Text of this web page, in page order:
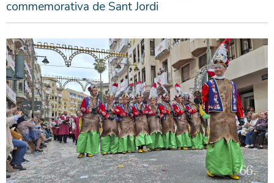
commemorativa de Sant Jordi